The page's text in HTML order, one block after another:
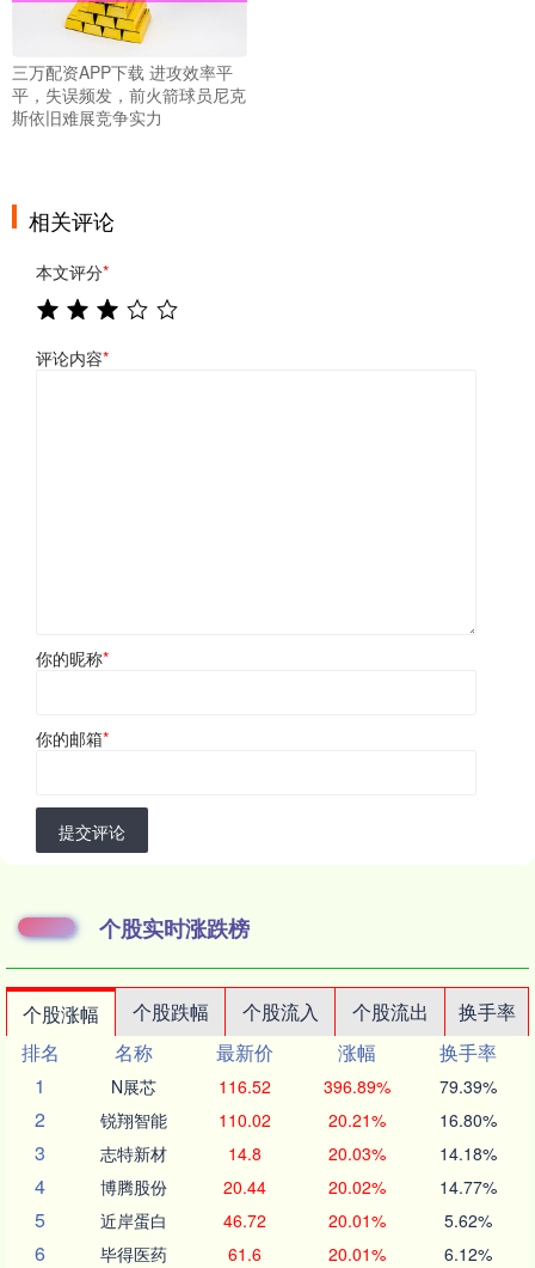
三万配资APP下载 进攻效率平
平，失误频发，前火箭球员尼克
斯依旧难展竞争实力
相关评论
本文评分*
评论内容*
你的昵称*
你的邮箱*
提交评论
个股实时涨跌榜
个股涨幅 个股跌幅 个股流入 个股流出
换手率
排名
名称 最新价 涨幅
换手率
1
N展芯 116.52 396.89% 79.39%
2 锐翔智能 110.02 20.21% 16.80%
3 志特新材 14.8 20.03% 14.18%
4 博腾股份 20.44 20.02% 14.77%
5 近岸蛋白 46.72 20.01% 5.62%
6 毕得医药 61.6 20.01% 6.12%